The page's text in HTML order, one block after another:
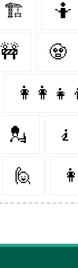
🏗 🤷‍
🚧 🧟‍
💂‍ 🧎‍
🙋‍